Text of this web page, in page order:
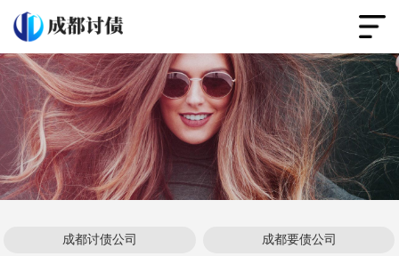
成都讨债公司 成都要债公司